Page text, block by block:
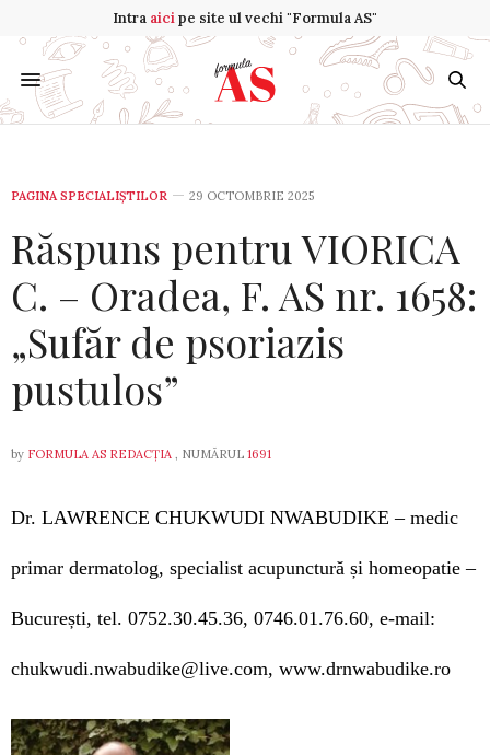
Intra aicipe site ul vechi "Formula AS"
PAGINA SPECIALIȘTILOR 29 OCTOMBRIE 2025
Răspuns pentru VIORICA
C. – Oradea, F. AS nr. 1658:
„Sufăr de psoriazis
pustulos”
by FORMULA AS REDACȚIA , NUMĂRUL 1691
Dr. LAWRENCE CHUKWUDI NWABUDIKE – medic
primar dermatolog, specialist acupunctură și homeopatie –
București, tel. 0752.30.45.36, 0746.01.76.60, e-mail:
chukwudi.nwabudike@live.com, www.drnwabudike.ro